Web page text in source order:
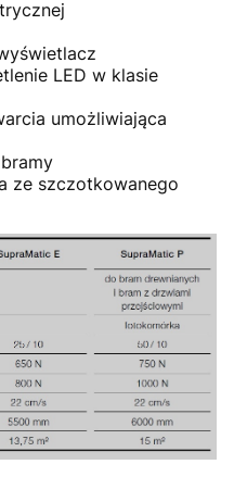
LED w klasie
umożliwiająca
ze szczotkowanego